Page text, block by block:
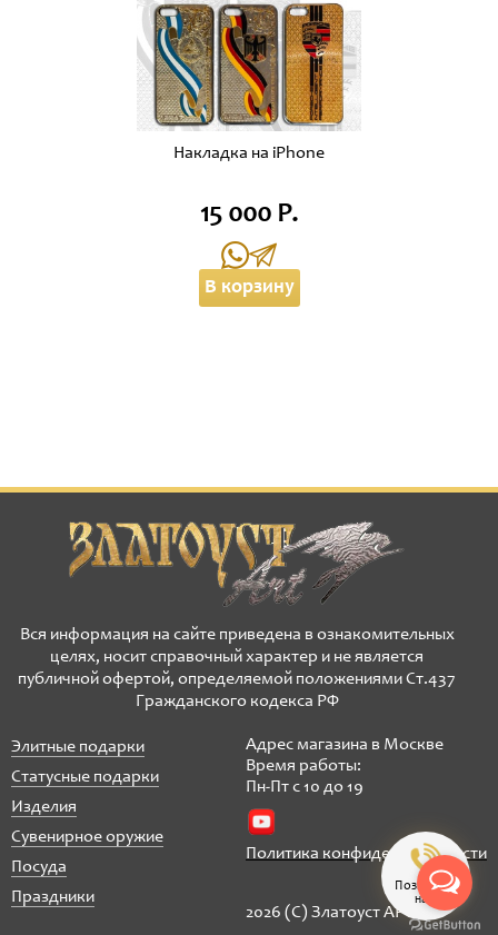
Накладка на iPhone
15 000 Р.
В корзину
Позвонить
нам
Вся информация на сайте приведена в ознакомительных
целях, носит справочный характер и не является
публичной офертой, определяемой положениями Ст.437
Гражданского кодекса РФ
Элитные подарки
Статусные подарки
Изделия
Сувенирное оружие
Посуда
Праздники
Адрес магазина в Москве
Время работы:
Пн-Пт с 10 до 19
Политика конфиденциальности
2026 (C) Златоуст АРТ